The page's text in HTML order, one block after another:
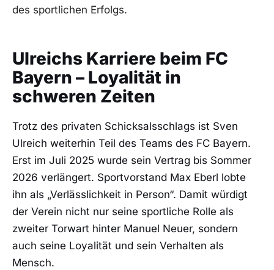
des sportlichen Erfolgs.
Ulreichs Karriere beim FC
Bayern – Loyalität in
schweren Zeiten
Trotz des privaten Schicksalsschlags ist Sven
Ulreich weiterhin Teil des Teams des FC Bayern.
Erst im Juli 2025 wurde sein Vertrag bis Sommer
2026 verlängert. Sportvorstand Max Eberl lobte
ihn als „Verlässlichkeit in Person“. Damit würdigt
der Verein nicht nur seine sportliche Rolle als
zweiter Torwart hinter Manuel Neuer, sondern
auch seine Loyalität und sein Verhalten als
Mensch.